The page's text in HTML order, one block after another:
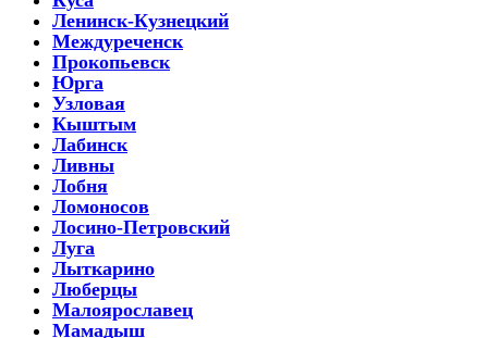
Ленинск-Кузнецкий
Междуреченск
Прокопьевск
Юрга
Узловая
Кыштым
Лабинск
Ливны
Лобня
Ломоносов
Лосино-Петровский
Луга
Лыткарино
Люберцы
Малоярославец
Мамадыш